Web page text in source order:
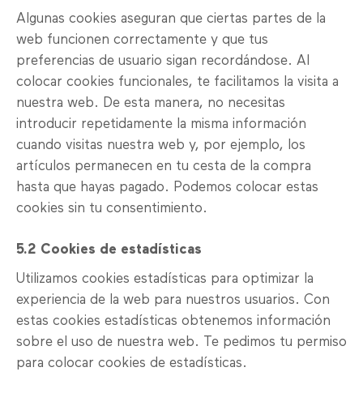
Algunas cookies aseguran que ciertas partes de la
web funcionen correctamente y que tus
preferencias de usuario sigan recordándose. Al
colocar cookies funcionales, te facilitamos la visita a
nuestra web. De esta manera, no necesitas
introducir repetidamente la misma información
cuando visitas nuestra web y, por ejemplo, los
artículos permanecen en tu cesta de la compra
hasta que hayas pagado. Podemos colocar estas
cookies sin tu consentimiento.
5.2 Cookies de estadísticas
Utilizamos cookies estadísticas para optimizar la
experiencia de la web para nuestros usuarios. Con
estas cookies estadísticas obtenemos información
sobre el uso de nuestra web. Te pedimos tu permiso
para colocar cookies de estadísticas.